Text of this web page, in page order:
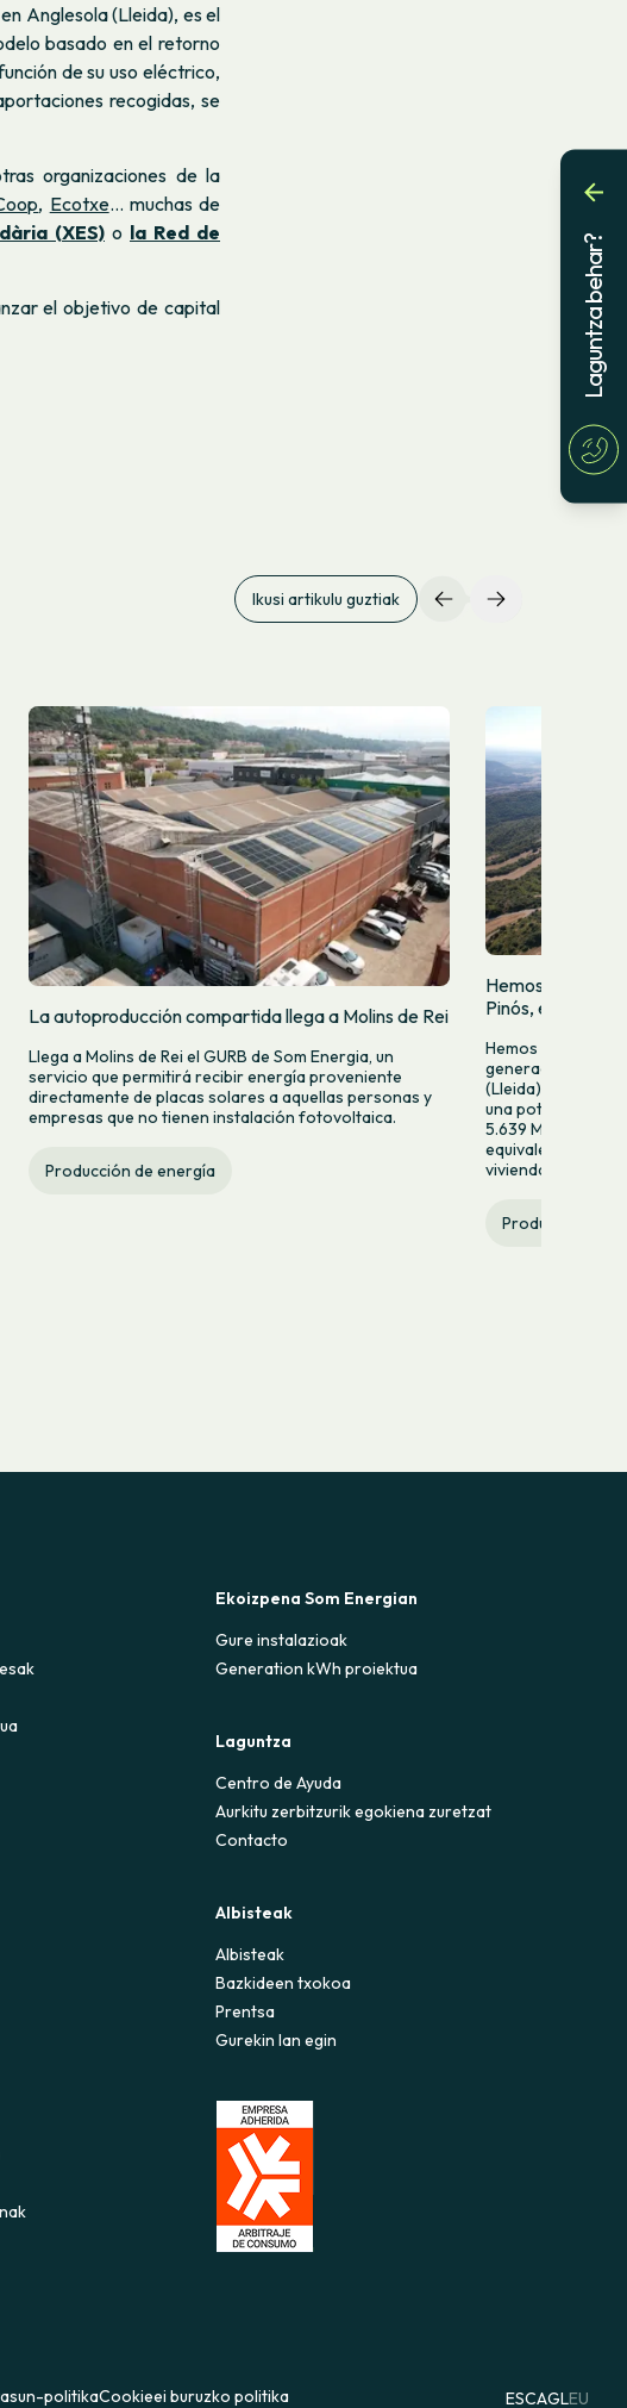
Anglesola (Lleida), es el
basado en el retorno
de su uso eléctrico,
recogidas, se
organizaciones de la
, Ecotxe… muchas de
(XES) o la Red de
el objetivo de capital
Ikusi artikulu guztiak
La autoproducción compartida llega a Molins de Rei
Llega a Molins de Rei el GURB de Som Energia, un
servicio que permitirá recibir energía proveniente
directamente de placas solares a aquellas personas y
empresas que no tienen instalación fotovoltaica.
Producción de energía
Hemos puesto
Pinós, en
Hemos puesto en
generación
(Lleida). Esta
una potencia de
5.639 MWh
equivalente al
viviendas al año.
Producción de
Ekoizpena Som Energian
Gure instalazioak
Generation kWh proiektua
Laguntza
Centro de Ayuda
Aurkitu zerbitzurik egokiena zuretzat
Contacto
Albisteak
Albisteak
Bazkideen txokoa
Prentsa
Gurekin lan egin
politikaCookieei buruzko politika ESCAGLEU
Laguntza behar?